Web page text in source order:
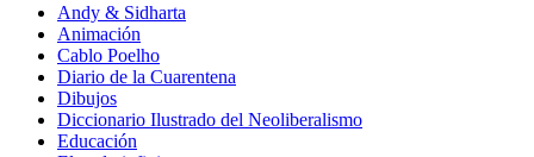
Andy & Sidharta
Animación
Cablo Poelho
Diario de la Cuarentena
Dibujos
Diccionario Ilustrado del Neoliberalismo
Educación